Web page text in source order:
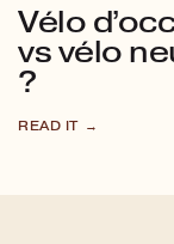
Vélo
vs vélo
?
READ IT